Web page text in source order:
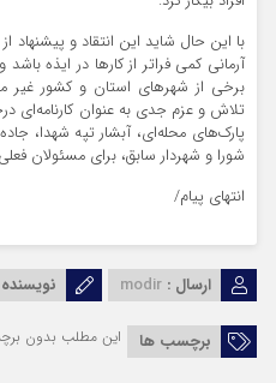
با این حال شاید این انتقاد و
آرمانی کمی فراتر از کارها در ایذه
برخی از شهرهای استان و کشور غیر
تلاش و عزم جدی به عنوان کارنامه‌ای
پارک‌های محله‌ای، آبشار تپه شهدا،
شورا و شهردار سابق، برای مسئولان
انتهای پیام/
ارسال : modir
برچسب ها این مطلب بدون